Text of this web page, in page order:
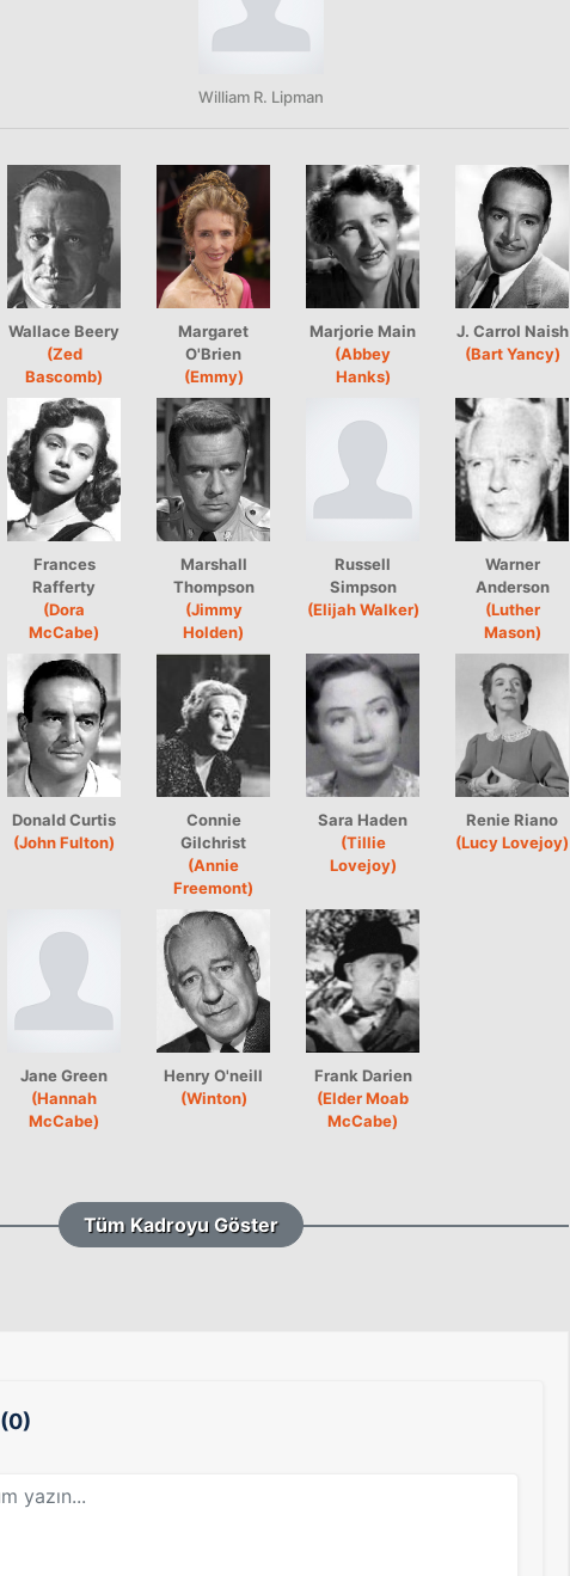
William R. Lipman
Wallace Beery
(Zed
Bascomb)
Margaret
O'Brien
(Emmy)
Marjorie Main
(Abbey
Hanks)
J. Carrol Naish
(Bart Yancy)
Frances
Rafferty
(Dora
McCabe)
Marshall
Thompson
(Jimmy
Holden)
Russell
Simpson
(Elijah Walker)
Warner
Anderson
(Luther
Mason)
Donald Curtis
(John Fulton)
Connie
Gilchrist
(Annie
Freemont)
Sara Haden
(Tillie
Lovejoy)
Renie Riano
(Lucy Lovejoy)
Jane Green
(Hannah
McCabe)
Henry O'neill
(Winton)
Frank Darien
(Elder Moab
McCabe)
Tüm Kadroyu Göster
(0)